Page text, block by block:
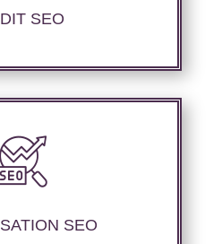
SEO
SEO
services d’optimisation
et d’ajustement de
de référencement..